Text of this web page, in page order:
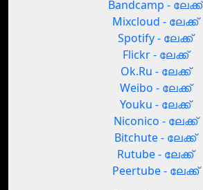
Bandcamp - ലേക്ക്
Mixcloud - ലേക്ക്
Spotify - ലേക്ക്
Flickr - ലേക്ക്
Ok.Ru - ലേക്ക്
Weibo - ലേക്ക്
Youku - ലേക്ക്
Niconico - ലേക്ക്
Bitchute - ലേക്ക്
Rutube - ലേക്ക്
Peertube - ലേക്ക്